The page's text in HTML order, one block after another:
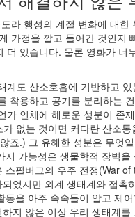
라 행성의 계절 변화에 대한
가정을 깔고 들어간 것인지
더 있습니다. 물론 영화가 너
계도 산소호흡에 기반하고
착용하고 공기를 분리하는
가 인체에 해로운 성분이 존
가 없는 것이면 커다란 산소통
죠.) 그 유해한 성분은 무엇
지 가능성은 생물학적 장벽을
스필버그의 우주 전쟁(War
되었지만 외계 생태계와 접촉
동을 아주 속속들이 알고 제
하지 않은 이상 우리 생태계를